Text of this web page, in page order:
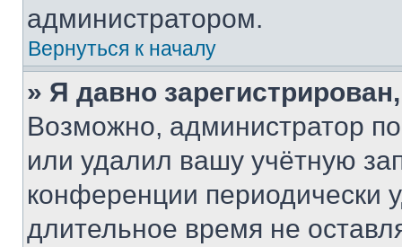
администратором.
Вернуться к началу
» Я давно
Возможно, администратор
или удалил вашу учётную
конференции периодически
длительное время не